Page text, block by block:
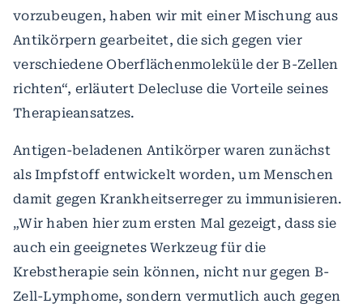
vorzubeugen, haben wir mit einer Mischung aus
Antikörpern gearbeitet, die sich gegen vier
verschiedene Oberflächenmoleküle der B-Zellen
richten“, erläutert Delecluse die Vorteile seines
Therapieansatzes.
Antigen-beladenen Antikörper waren zunächst
als Impfstoff entwickelt worden, um Menschen
damit gegen Krankheitserreger zu immunisieren.
„Wir haben hier zum ersten Mal gezeigt, dass sie
auch ein geeignetes Werkzeug für die
Krebstherapie sein können, nicht nur gegen B-
Zell-Lymphome, sondern vermutlich auch gegen